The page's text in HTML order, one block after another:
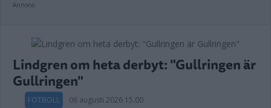
Annons:
Lindgren om heta derbyt: "Gullringen är
Gullringen"
FOTBOLL 06 augusti 2026 15.00